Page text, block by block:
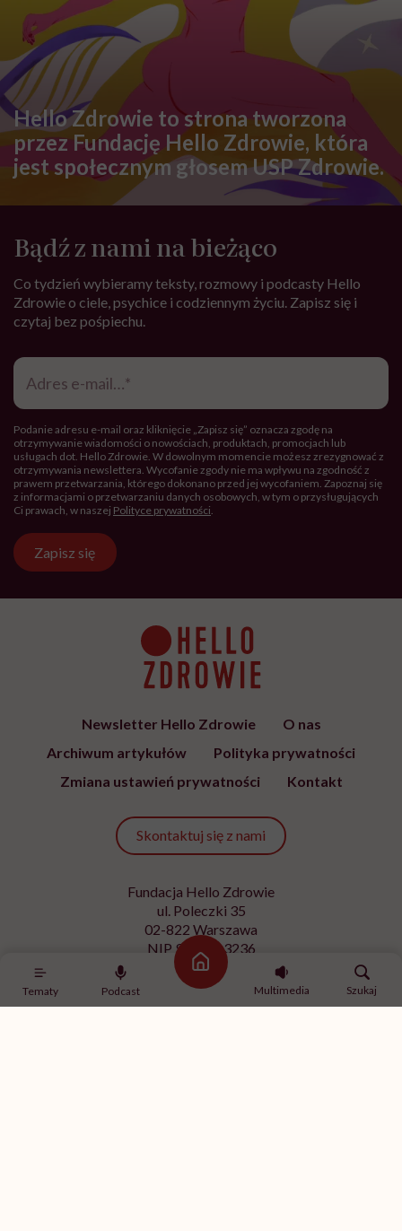
Tematy Podcast
Strona główna
Multimedia
Szukaj
Hello Zdrowie to strona tworzona
przez Fundację Hello Zdrowie, która
jest społecznym głosem USP Zdrowie.
Bądź z nami na bieżąco
Co tydzień wybieramy teksty, rozmowy i podcasty Hello
Zdrowie o ciele, psychice i codziennym życiu. Zapisz się i
czytaj bez pośpiechu.
Adres
mail*
Podanie adresu e-mail oraz kliknięcie „Zapisz się” oznacza zgodę na
otrzymywanie wiadomości o nowościach, produktach, promocjach lub
usługach dot. Hello Zdrowie. W dowolnym momencie możesz zrezygnować z
otrzymywania newslettera. Wycofanie zgody nie ma wpływu na zgodność z
prawem przetwarzania, którego dokonano przed jej wycofaniem. Zapoznaj się
z informacjami o przetwarzaniu danych osobowych, w tym o przysługujących
Ci prawach, w naszej Polityce prywatności.
Zapisz się
Newsletter Hello Zdrowie
O nas
Archiwum artykułów
Polityka prywatności
Zmiana ustawień prywatności
Kontakt
Skontaktuj się z nami
Fundacja Hello Zdrowie
ul. Poleczki 35
02-822 Warszawa
NIP 9512613236
Kontakt z redakcją
redakcja@hellozdrowie.pl